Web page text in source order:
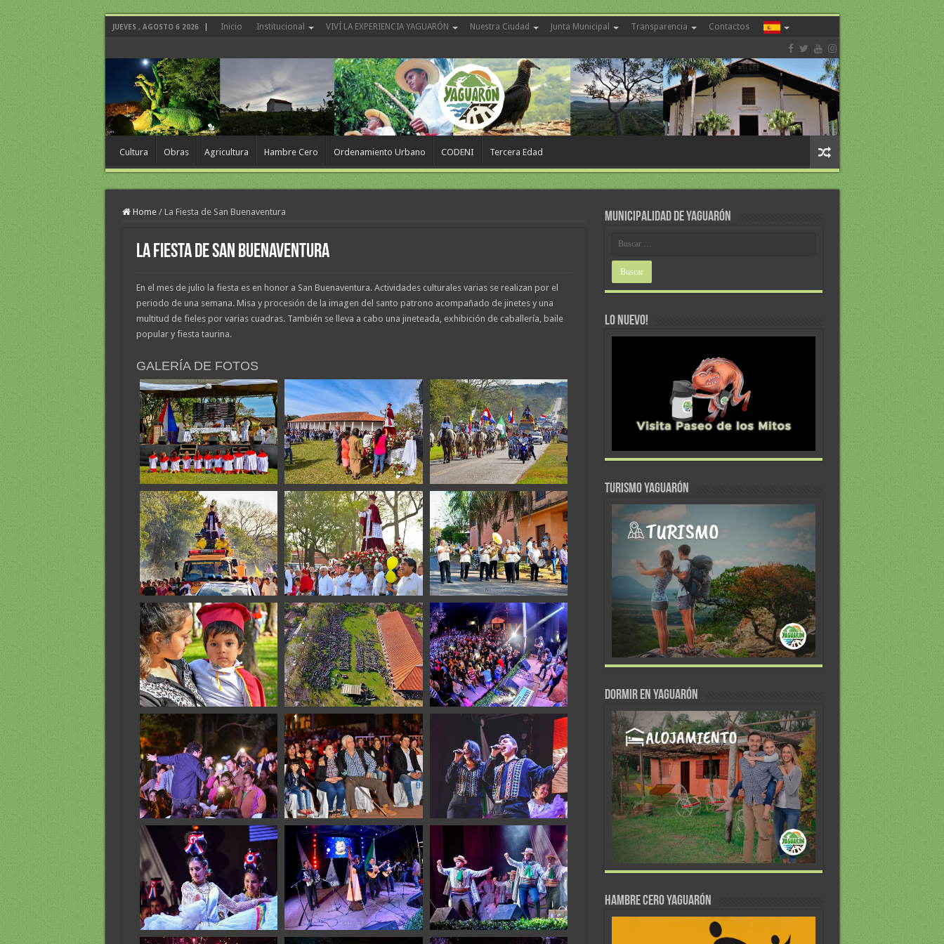
JUEVES , AGOSTO 6 2026 Inicio Institucional VIVÍ LA EXPERIENCIA YAGUARÓN Nuestra Ciudad Junta Municipal Transparencia Contactos
Cultura Obras Agricultura Hambre Cero Ordenamiento Urbano CODENI Tercera Edad
Home / La Fiesta de San Buenaventura
La Fiesta de San Buenaventura
En el mes de julio la fiesta es en honor a San Buenaventura. Actividades culturales varias se realizan por el
periodo de una semana. Misa y procesión de la imagen del santo patrono acompañado de jinetes y una
multitud de fieles por varias cuadras. También se lleva a cabo una jineteada, exhibición de caballería, baile
popular y fiesta taurina.
GALERÍA DE FOTOS
MUNICIPALIDAD DE YAGUARÓN
LO NUEVO!
TURISMO YAGUARÓN
DORMIR EN YAGUARÓN
Hambre Cero Yaguarón